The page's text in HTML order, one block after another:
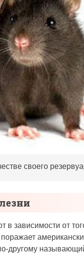
своего
в зависимости от
другому